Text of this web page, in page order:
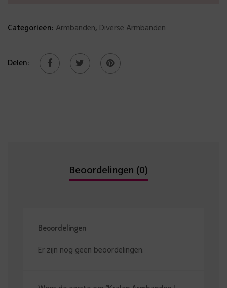
Categorieën: Armbanden, Diverse Armbanden
Delen:
Beoordelingen (0)
Beoordelingen
Er zijn nog geen beoordelingen.